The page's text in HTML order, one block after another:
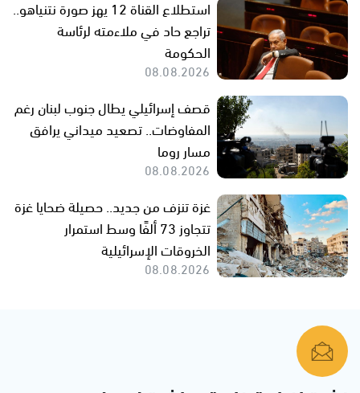
استطلاع القناة 12 يهز صورة نتنياهو..
تراجع حاد في ملاءمته لرئاسة
الحكومة
08.08.2026
قصف إسرائيلي يطال جنوب لبنان رغم
المفاوضات.. تصعيد ميداني يرافق
مسار روما
08.08.2026
غزة تنزف من جديد.. حصيلة ضحايا غزة
تتجاوز 73 ألفًا وسط استمرار
الخروقات الإسرائيلية
08.08.2026